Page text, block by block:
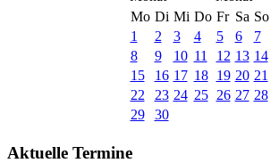
Mo Di Mi Do Fr Sa So
1
2 3 4 5 6
7
8
9 10 11 12 13 14
15
16 17 18 19 20 21
22
23 24 25 26 27 28
29
30
Aktuelle Termine